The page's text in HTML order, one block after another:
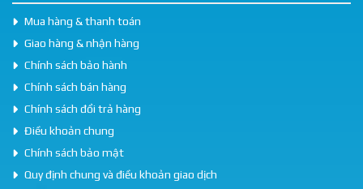
Mua hàng & thanh toán
Giao hàng & nhận hàng
Chính sách bảo hành
Chính sách bán hàng
Chính sách đổi trả hàng
Điều khoản chung
Chính sách bảo mật
Quy định chung và điều khoản giao dịch